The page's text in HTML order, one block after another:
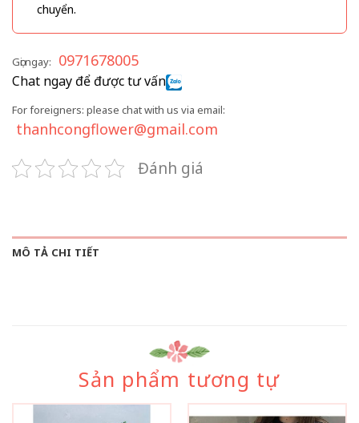
chuyển.
Gọi ngay: 0971678005
Chat ngay để được tư vấn
For foreigners: please chat with us via email:
thanhcongflower@gmail.com
Đánh giá
MÔ TẢ CHI TIẾT
Sản phẩm tương tự